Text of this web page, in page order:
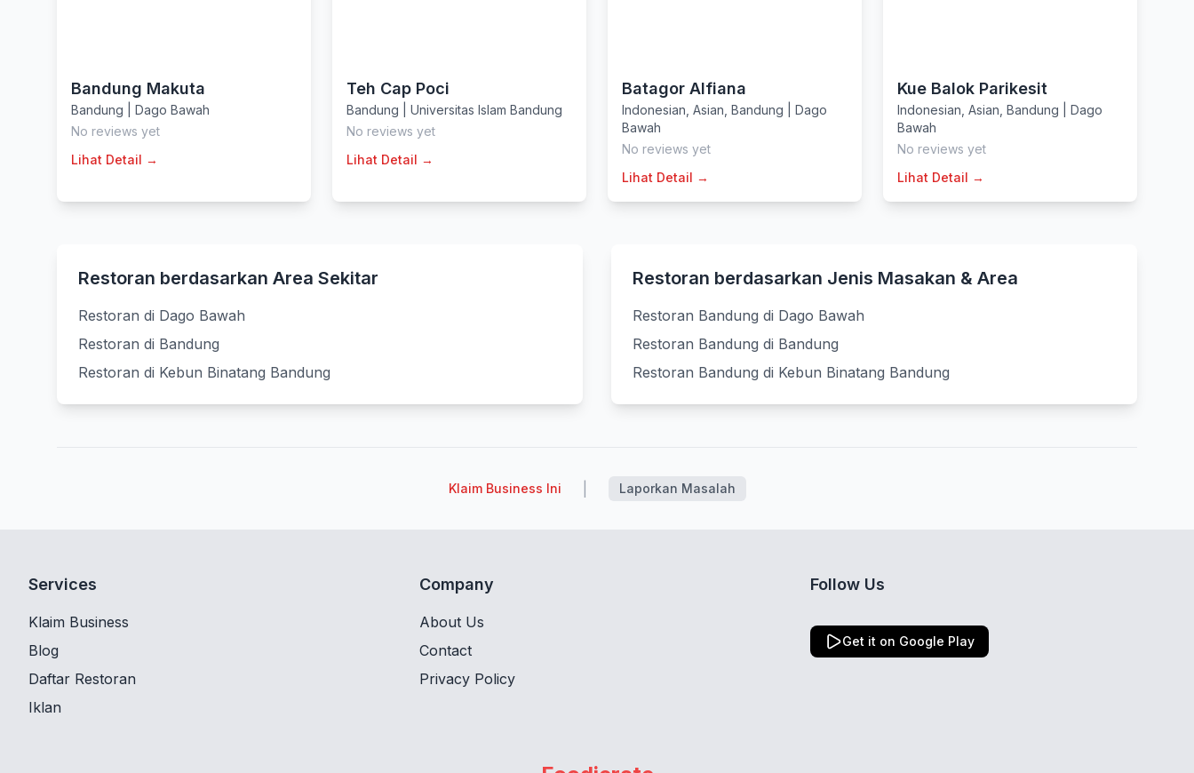
Bandung Makuta
Bandung
Dago Bawah
No reviews yet
Lihat Detail →
Teh Cap Poci
Bandung
Universitas Islam Bandung
No reviews yet
Lihat Detail →
Batagor Alfiana
Indonesian Asian Bandung
Dago
Bawah
No reviews yet
Lihat Detail →
Kue Balok Parikesit
Indonesian Asian Bandung
Dago
Bawah
No reviews yet
Lihat Detail →
Restoran berdasarkan Area Sekitar
Restoran di Dago Bawah
Restoran di Bandung
Restoran di Kebun Binatang Bandung
Restoran berdasarkan Jenis Masakan & Area
Restoran Bandung di Dago Bawah
Restoran Bandung di Bandung
Restoran Bandung di Kebun Binatang Bandung
Klaim Business Ini Laporkan Masalah
Services
Klaim Business
Blog
Daftar Restoran
Iklan
Company
About Us
Contact
Privacy Policy
Follow Us
Get it on Google Play